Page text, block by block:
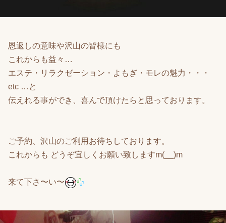
恩返しの意味や沢山の皆様にも
これからも益々…
エステ・リラクゼーション・よもぎ・モレの魅力・・・
etc …と
伝えれる事ができ、喜んで頂けたらと思っております。
ご予約、沢山のご利用お待ちしております。
これからも どうぞ宜しくお願い致しますm(__)m
来て下さ〜い〜